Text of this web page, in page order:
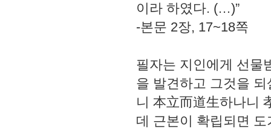
이라 하였다. (…)”
-본문 2장, 17~18쪽
필자는 지인에게 선물
을 발견하고 그것을
니 本立而道生하나니
데 근본이 확립되면